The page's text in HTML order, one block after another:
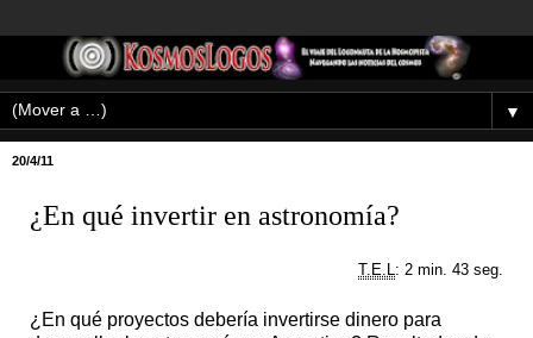
▼
20/4/11
¿En qué invertir en astronomía?
T.E.L : 2 min. 43 seg.
¿En qué proyectos debería invertirse dinero para